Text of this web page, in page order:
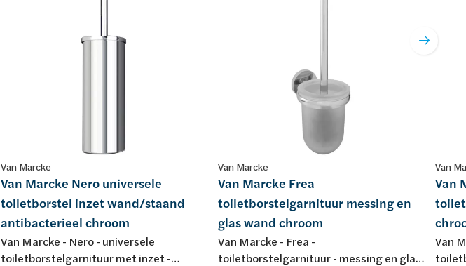
Van Marcke
Van Marcke Nero universele
toiletborstel inzet wand/staand
antibacterieel chroom
Van Marcke - Nero - universele
toiletborstelgarnituur met inzet -
Van Marcke
Van Marcke Frea
toiletborstelgarnituur messing en
glas wand chroom
Van Marcke - Frea -
toiletborstelgarnituur - messing en glas
Van
Van
Van